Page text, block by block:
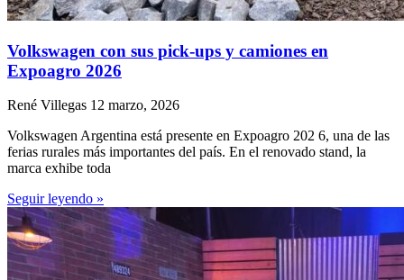
Volkswagen con sus pick-ups y camiones en
Expoagro 2026
René Villegas 12 marzo, 2026
Volkswagen Argentina está presente en Expoagro 202 6, una de las
ferias rurales más importantes del país. En el renovado stand, la
marca exhibe toda
Seguir leyendo »